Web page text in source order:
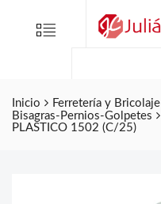
Menu
Inicio Ferretería y Bricolaje
Bisagras-Pernios-Golpetes
PLASTICO 1502 (C/25)
Folletos
Contacto